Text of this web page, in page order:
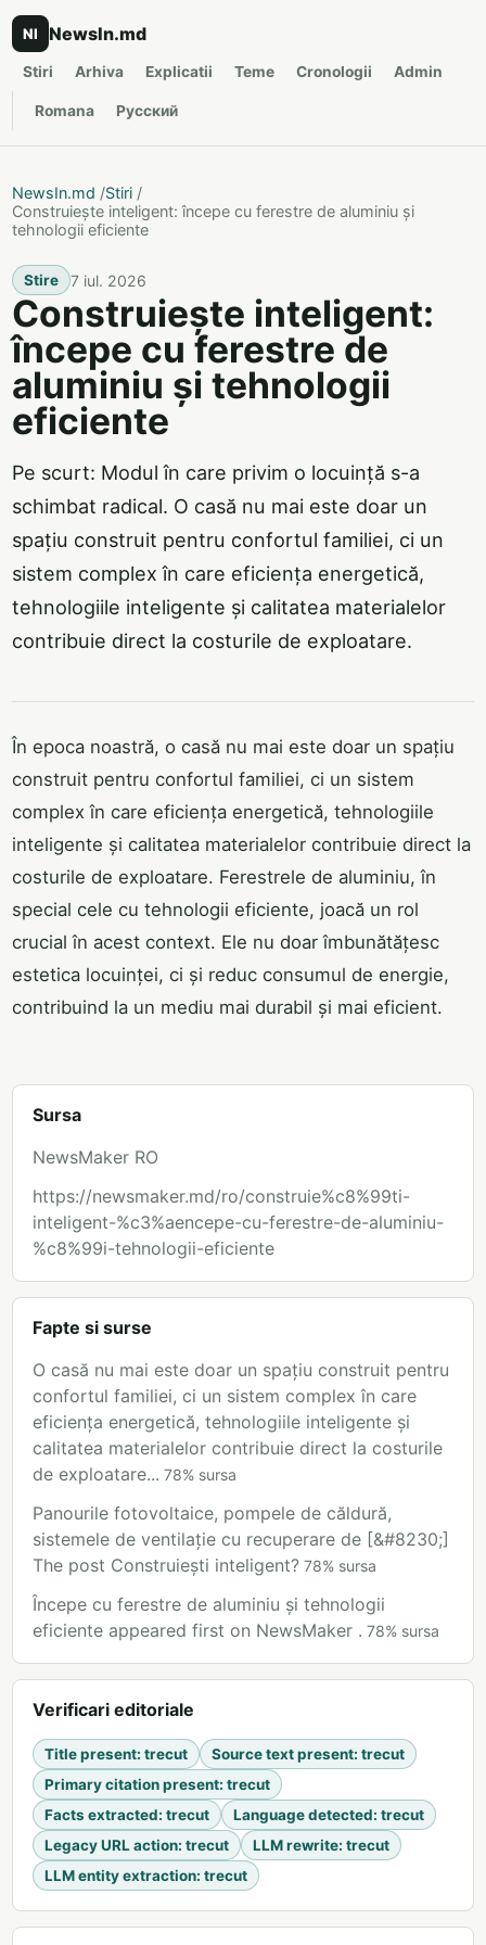
NI NewsIn.md
Stiri Arhiva Explicatii Teme Cronologii Admin
Romana Русский
NewsIn.md /Stiri /
Construiește inteligent: începe cu ferestre de aluminiu și
tehnologii eficiente
Stire 7 iul. 2026
Construiește inteligent:
începe cu ferestre de
aluminiu și tehnologii
eficiente
Pe scurt: Modul în care privim o locuință s-a
schimbat radical. O casă nu mai este doar un
spațiu construit pentru confortul familiei, ci un
sistem complex în care eficiența energetică,
tehnologiile inteligente și calitatea materialelor
contribuie direct la costurile de exploatare.
În epoca noastră, o casă nu mai este doar un spațiu
construit pentru confortul familiei, ci un sistem
complex în care eficiența energetică, tehnologiile
inteligente și calitatea materialelor contribuie direct la
costurile de exploatare. Ferestrele de aluminiu, în
special cele cu tehnologii eficiente, joacă un rol
crucial în acest context. Ele nu doar îmbunătățesc
estetica locuinței, ci și reduc consumul de energie,
contribuind la un mediu mai durabil și mai eficient.
Sursa
NewsMaker RO
https://newsmaker.md/ro/construie%c8%99ti-
inteligent-%c3%aencepe-cu-ferestre-de-aluminiu-
%c8%99i-tehnologii-eficiente
Fapte si surse
O casă nu mai este doar un spațiu construit pentru
confortul familiei, ci un sistem complex în care
eficiența energetică, tehnologiile inteligente și
calitatea materialelor contribuie direct la costurile
de exploatare... 78% sursa
Panourile fotovoltaice, pompele de căldură,
sistemele de ventilație cu recuperare de [&#8230;]
The post Construiești inteligent? 78% sursa
Începe cu ferestre de aluminiu și tehnologii
eficiente appeared first on NewsMaker . 78% sursa
Verificari editoriale
Title present: trecut Source text present: trecut
Primary citation present: trecut
Facts extracted: trecut Language detected: trecut
Legacy URL action: trecut LLM rewrite: trecut
LLM entity extraction: trecut